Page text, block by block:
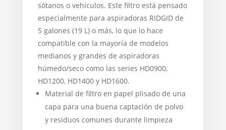
sótanos o vehículos. Este filtro está pensado
especialmente para aspiradoras RIDGID de
5 galones (19 L) o más, lo que lo hace
compatible con la mayoría de modelos
medianos y grandes de aspiradoras
húmedo/seco como las series HD0900,
HD1200, HD1400 y HD1600.
Material de filtro en papel plisado de una
capa para una buena captación de polvo
y residuos comunes durante limpieza